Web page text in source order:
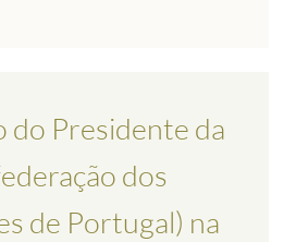
do Presidente da
dos
de Portugal) na